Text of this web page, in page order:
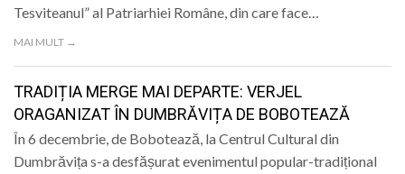
Tesviteanul” al Patriarhiei Române, din care face…
MAI MULT →
TRADIȚIA MERGE MAI DEPARTE: VERJEL
ORAGANIZAT ÎN DUMBRĂVIȚA DE BOBOTEAZĂ
În 6 decembrie, de Bobotează, la Centrul Cultural din
Dumbrăvița s-a desfășurat evenimentul popular-tradițional